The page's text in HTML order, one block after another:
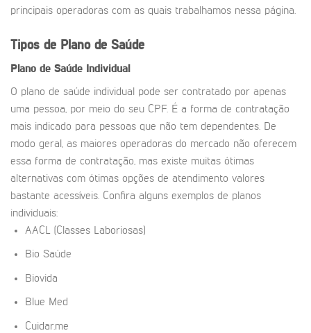
principais operadoras com as quais trabalhamos nessa página.
Tipos de Plano de Saúde
Plano de Saúde Individual
O plano de saúde individual pode ser contratado por apenas
uma pessoa, por meio do seu CPF. É a forma de contratação
mais indicado para pessoas que não tem dependentes. De
modo geral, as maiores operadoras do mercado não oferecem
essa forma de contratação, mas existe muitas ótimas
alternativas com ótimas opções de atendimento valores
bastante acessíveis. Confira alguns exemplos de planos
individuais:
AACL (Classes Laboriosas)
Bio Saúde
Biovida
Blue Med
Cuidar.me